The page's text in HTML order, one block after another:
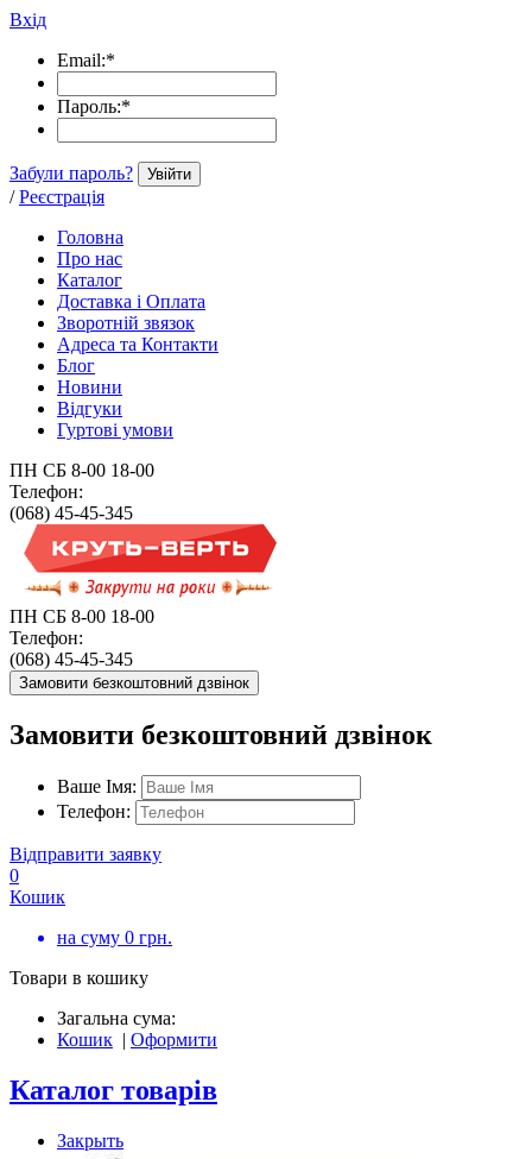
Вхід
Email:*
Пароль:*
Забули пароль? Увійти
/ Реєстрація
Головна
Про нас
Каталог
Доставка і Оплата
Зворотній звязок
Адреса та Контакти
Блог
Новини
Відгуки
Гуртові умови
ПН СБ 8-00 18-00
Телефон:
(068) 45-45-345
ПН СБ 8-00 18-00
Телефон:
(068) 45-45-345
Замовити безкоштовний дзвінок
Замовити безкоштовний дзвінок
Ваше Імя:
Телефон:
Відправити заявку
0
Кошик
на суму 0 грн.
Товари в кошику
Загальна сума:
Кошик | Оформити
Каталог товарів
Закрыть